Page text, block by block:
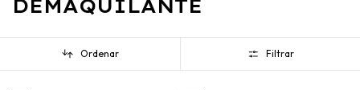
DEMAQUILANTE
Ordenar Filtrar